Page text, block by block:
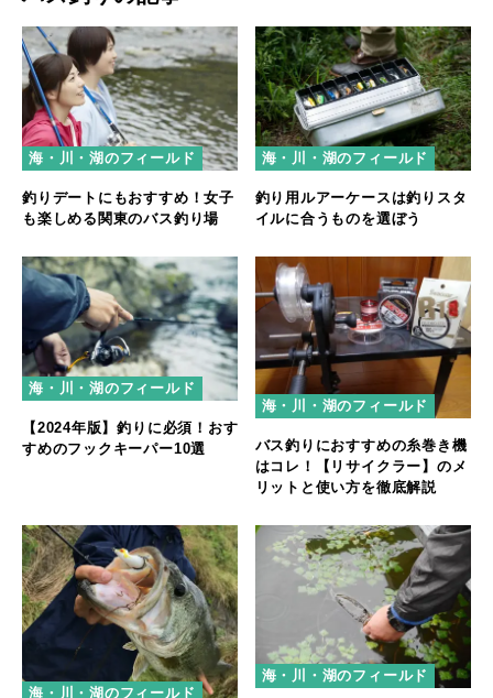
海・川・湖のフィールド
釣りデートにもおすすめ！女子
も楽しめる関東のバス釣り場
海・川・湖のフィールド
釣り用ルアーケースは釣りスタ
イルに合うものを選ぼう
海・川・湖のフィールド
【2024年版】釣りに必須！おす
すめのフックキーパー10選
海・川・湖のフィールド
バス釣りにおすすめの糸巻き機
はコレ！【リサイクラー】のメ
リットと使い方を徹底解説
海・川・湖のフィールド
海・川・湖のフィールド